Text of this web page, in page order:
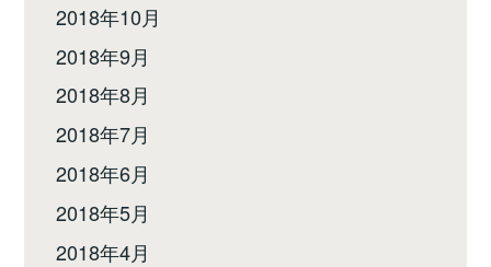
2018年10月
2018年9月
2018年8月
2018年7月
2018年6月
2018年5月
2018年4月